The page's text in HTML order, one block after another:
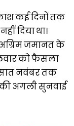
कई दिनों तक
दिया था।
जमानत के
को फैसला
नवंबर तक
अगली सुनवाई